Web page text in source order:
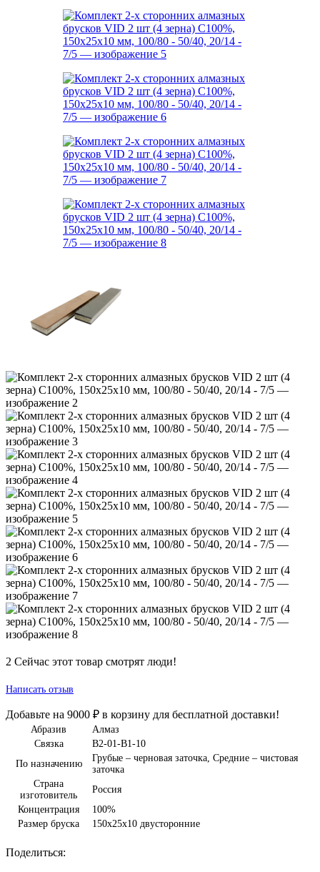
2 Сейчас этот товар смотрят люди!
Написать отзыв
Добавьте на 9000 ₽ в корзину для бесплатной доставки!
Абразив
Алмаз
Связка
B2-01-B1-10
По назначению
Грубые – черновая заточка Средние – чистовая
заточка
Страна
изготовитель
Россия
Концентрация
100%
Размер бруска
150х25х10 двусторонние
Поделиться: